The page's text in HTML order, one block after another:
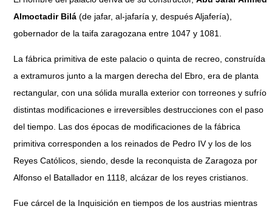
Almoctadir Bilá (de jafar, al-jafaría y, después Aljafería),
gobernador de la taifa zaragozana entre 1047 y 1081.
La fábrica primitiva de este palacio o quinta de recreo, construída
a extramuros junto a la margen derecha del Ebro, era de planta
rectangular, con una sólida muralla exterior con torreones y sufrío
distintas modificaciones e irreversibles destrucciones con el paso
del tiempo. Las dos épocas de modificaciones de la fábrica
primitiva corresponden a los reinados de Pedro IV y los de los
Reyes Católicos, siendo, desde la reconquista de Zaragoza por
Alfonso el Batallador en 1118, alcázar de los reyes cristianos.
Fue cárcel de la Inquisición en tiempos de los austrias mientras